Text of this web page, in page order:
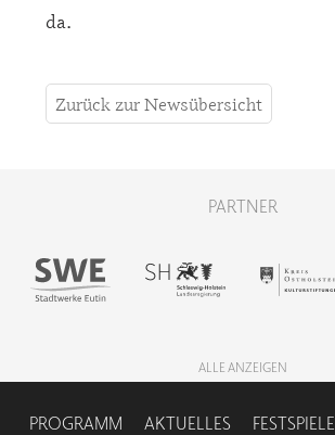
da.
Zurück zur Newsübersicht
PARTNER
ALLE ANZEIGEN
NAVIGATION
PROGRAMM AKTUELLES FESTSPIELE